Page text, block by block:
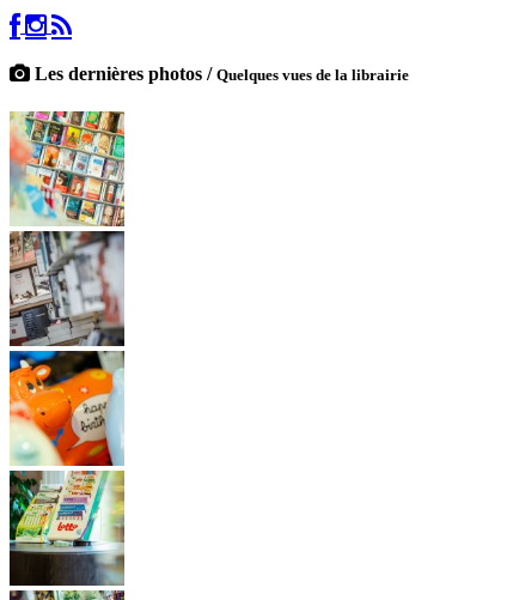
Les dernières photos / Quelques vues de la librairie